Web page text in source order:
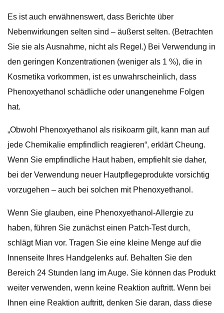
Es ist auch erwähnenswert, dass Berichte über
Nebenwirkungen selten sind – äußerst selten. (Betrachten
Sie sie als Ausnahme, nicht als Regel.) Bei Verwendung in
den geringen Konzentrationen (weniger als 1 %), die in
Kosmetika vorkommen, ist es unwahrscheinlich, dass
Phenoxyethanol schädliche oder unangenehme Folgen
hat.
„Obwohl Phenoxyethanol als risikoarm gilt, kann man auf
jede Chemikalie empfindlich reagieren“, erklärt Cheung.
Wenn Sie empfindliche Haut haben, empfiehlt sie daher,
bei der Verwendung neuer Hautpflegeprodukte vorsichtig
vorzugehen – auch bei solchen mit Phenoxyethanol.
Wenn Sie glauben, eine Phenoxyethanol-Allergie zu
haben, führen Sie zunächst einen Patch-Test durch,
schlägt Mian vor. Tragen Sie eine kleine Menge auf die
Innenseite Ihres Handgelenks auf. Behalten Sie den
Bereich 24 Stunden lang im Auge. Sie können das Produkt
weiter verwenden, wenn keine Reaktion auftritt. Wenn bei
Ihnen eine Reaktion auftritt, denken Sie daran, dass diese